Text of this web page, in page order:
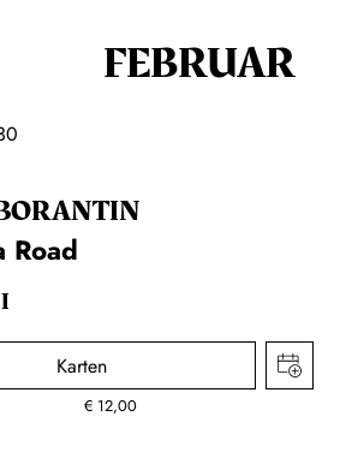
FEBRUAR
Road
Karten
€ 12,00